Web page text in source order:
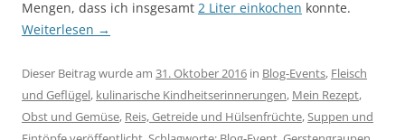
Mengen, dass ich insgesamt 2 Liter einkochen konnte.
Weiterlesen →
Dieser Beitrag wurde am 31. Oktober 2016 in Blog-Events, Fleisch
und Geflügel, kulinarische Kindheitserinnerungen, Mein Rezept,
Obst und Gemüse, Reis, Getreide und Hülsenfrüchte,Suppen und